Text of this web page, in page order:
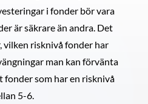
i fonder bör vara
är säkrare än andra. Det
vilken risknivå fonder har
man kan förvänta
fonder som har en risknivå
5-6.